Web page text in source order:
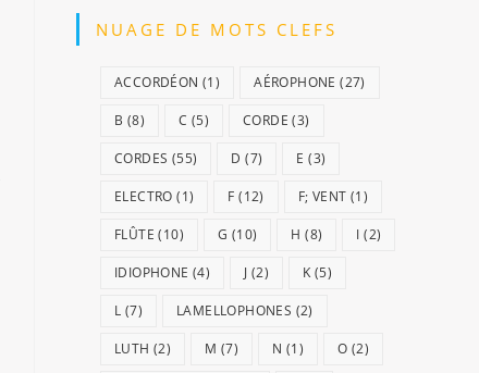
NUAGE DE MOTS CLEFS
ACCORDÉON (1) AÉROPHONE (27)
B (8) C (5) CORDE (3)
CORDES (55) D (7) E (3)
ELECTRO (1) F (12) F; VENT (1)
FLÛTE (10) G (10) H (8) I (2)
IDIOPHONE (4) J (2) K (5)
L (7) LAMELLOPHONES (2)
LUTH (2) M (7) N (1) O (2)